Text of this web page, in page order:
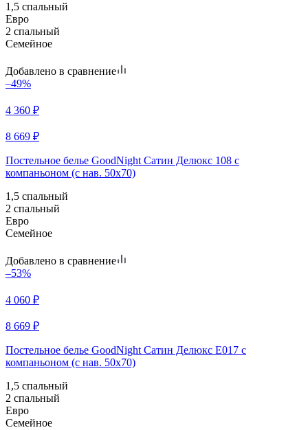
1,5 спальный
Евро
2 спальный
Семейное
Добавлено в сравнение
–49%
4 360 ₽
8 669 ₽
Постельное белье GoodNight Сатин Делюкс 108 с
компаньоном (с нав. 50х70)
1,5 спальный
2 спальный
Евро
Семейное
Добавлено в сравнение
–53%
4 060 ₽
8 669 ₽
Постельное белье GoodNight Сатин Делюкс E017 с
компаньоном (с нав. 50х70)
1,5 спальный
2 спальный
Евро
Семейное